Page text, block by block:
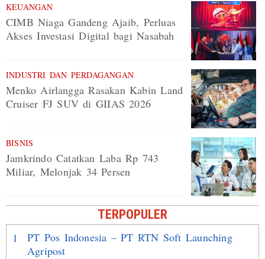
KEUANGAN
CIMB Niaga Gandeng Ajaib, Perluas
Akses Investasi Digital bagi Nasabah
INDUSTRI DAN PERDAGANGAN
Menko Airlangga Rasakan Kabin Land
Cruiser FJ SUV di GIIAS 2026
BISNIS
Jamkrindo Catatkan Laba Rp 743
Miliar, Melonjak 34 Persen
TERPOPULER
1
PT Pos Indonesia – PT RTN Soft Launching
Agripost